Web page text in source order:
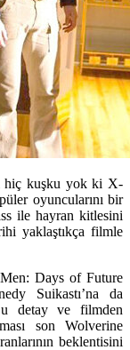
hiç kuşku yok ki X-
oyuncularını bir
ile hayran kitlesini
yaklaştıkça filmle
Days of Future
Suikastı’na da
detay ve filmden
son Wolverine
beklentisini